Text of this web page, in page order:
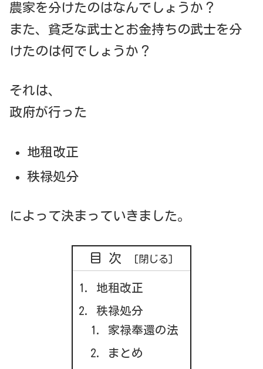
農家を分けたのはなんでしょうか？
また、貧乏な武士とお金持ちの武士を分
けたのは何でしょうか？
それは、
政府が行った
地租改正
秩禄処分
によって決まっていきました。
目次
地租改正
秩禄処分
家禄奉還の法
まとめ